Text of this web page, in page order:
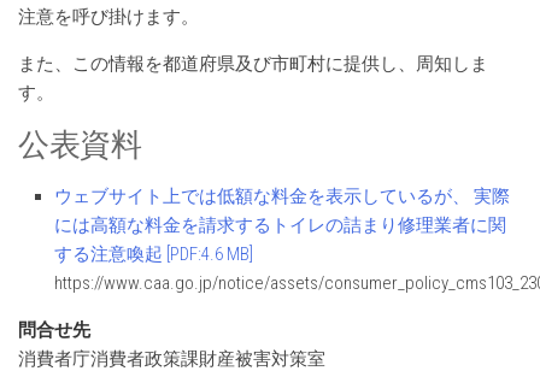
注意を呼び掛けます。
また、この情報を都道府県及び市町村に提供し、周知しま
す。
公表資料
ウェブサイト上では低額な料金を表示しているが、 実際
には高額な料金を請求するトイレの詰まり修理業者に関
する注意喚起 [PDF:4.6 MB]
https://www.caa.go.jp/notice/assets/
問合せ先
消費者庁消費者政策課財産被害対策室